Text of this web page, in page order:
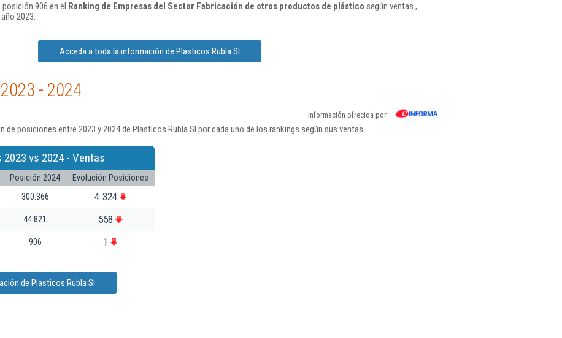
906 en el Ranking de Empresas del Sector Fabricación de otros productos de plástico según ventas ,
2023.
Acceda a toda la información de Plasticos Rubla Sl
- 2024
Información ofrecida por
posiciones entre 2023 y 2024 de Plasticos Rubla Sl por cada uno de los rankings según sus ventas:
vs 2024 - Ventas
Posición 2024
Evolución Posiciones
300.366 4.324
44.821 558
906 1
de Plasticos Rubla Sl